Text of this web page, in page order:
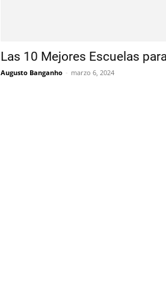
Las 10 Mejores Escuelas
Augusto Banganho - marzo 6, 2024